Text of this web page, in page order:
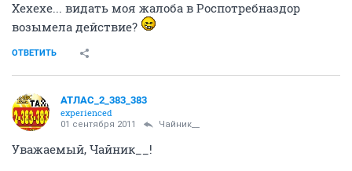
Хехехе... видать моя жалоба в Роспотребназдор
возымела действие?
ОТВЕТИТЬ
АТЛАС_2_383_383
experienced
01 сентября 2011 Чайник__
Уважаемый, Чайник__!